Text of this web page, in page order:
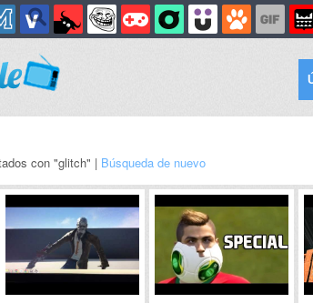
con "glitch" | Búsqueda de nuevo